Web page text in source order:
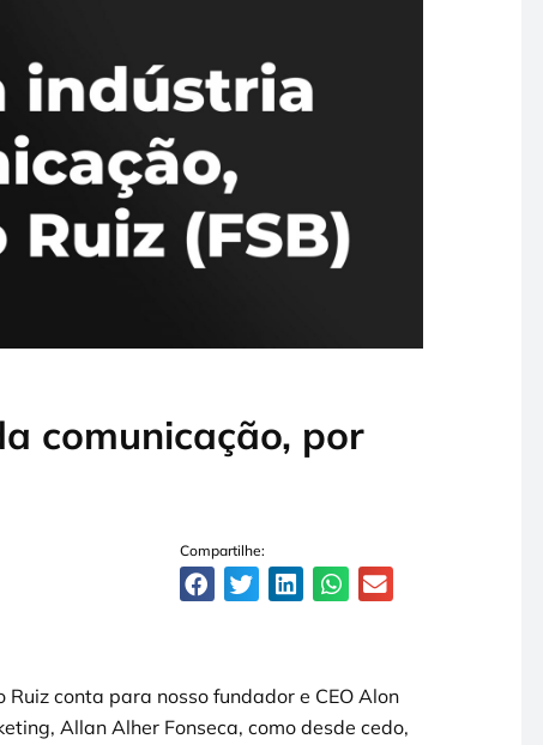
comunicação, por
Compartilhe:
conta para nosso fundador e CEO Alon
Allan Alher Fonseca, como desde cedo,